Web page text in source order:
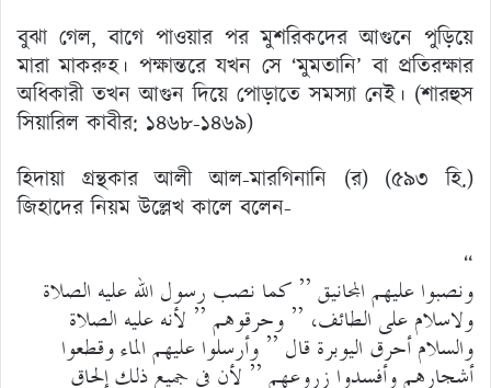
বুঝা গেল, বাগে পাওয়ার পর মুশরিকদের আগুনে পুড়িয়ে
মারা মাকরুহ। পক্ষান্তরে যখন সে ‘মুমতানি’ বা প্রতিরক্ষার
অধিকারী তখন আগুন দিয়ে পোড়াতে সমস্যা নেই। (শারহুস
সিয়ারিল কাবীর: ১৪৬৮-১৪৬৯)
হিদায়া গ্রন্থকার আলী আল-মারগিনানি (র) (৫৯৩ হি.)
জিহাদের নিয়ম উল্লেখ কালে বলেন-
“
ونصبوا عليهم المجانيق ” كما نصب رسول الله عليه الصلاة
ولاسلام على الطائف، ” وحرقوهم ” لأنه عليه الصلاة
والسلام أحرق اليوبرة قال ” وأرسلوا عليهم الماء وقطعوا
أشجارهم وأفسدوا زروعهم ” لأن في جميع ذلك إلحاق